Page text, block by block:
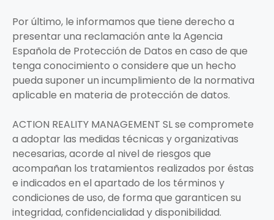
Por último, le informamos que tiene derecho a
presentar una reclamación ante la Agencia
Española de Protección de Datos en caso de que
tenga conocimiento o considere que un hecho
pueda suponer un incumplimiento de la normativa
aplicable en materia de protección de datos.
ACTION REALITY MANAGEMENT SL se compromete
a adoptar las medidas técnicas y organizativas
necesarias, acorde al nivel de riesgos que
acompañan los tratamientos realizados por éstas
e indicados en el apartado de los términos y
condiciones de uso, de forma que garanticen su
integridad, confidencialidad y disponibilidad.